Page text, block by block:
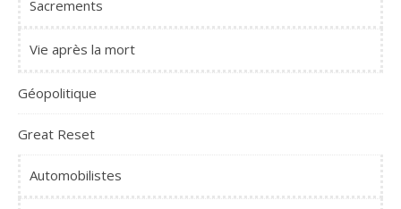
Sacrements
Vie après la mort
Géopolitique
Great Reset
Automobilistes